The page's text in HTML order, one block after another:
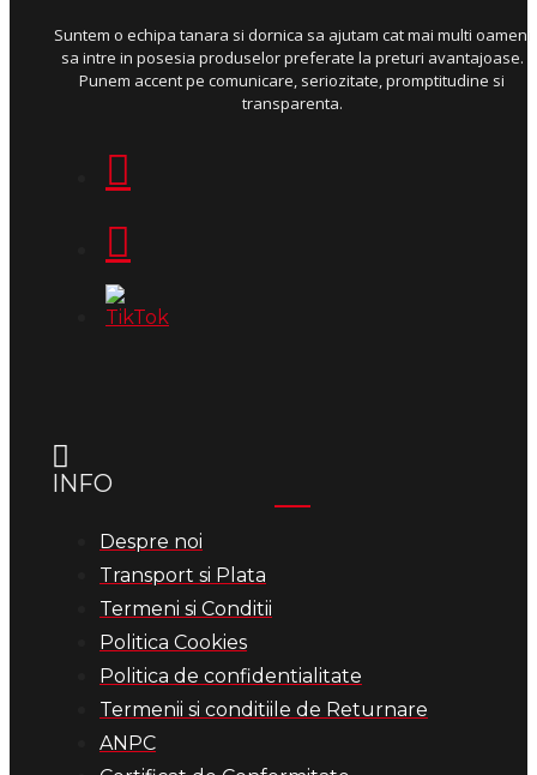
Suntem o echipa tanara si dornica sa ajutam cat mai multi oameni
sa intre in posesia produselor preferate la preturi avantajoase.
Punem accent pe comunicare, seriozitate, promptitudine si
transparenta.
INFO
Despre noi
Transport si Plata
Termeni si Conditii
Politica Cookies
Politica de confidentialitate
Termenii si conditiile de Returnare
ANPC